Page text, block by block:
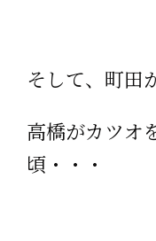
そして、町田
高橋がカツオ
頃・・・